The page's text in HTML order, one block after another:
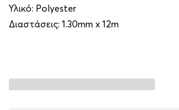
Υλικό: Polyester
Διαστάσεις: 1.30mm x 12m